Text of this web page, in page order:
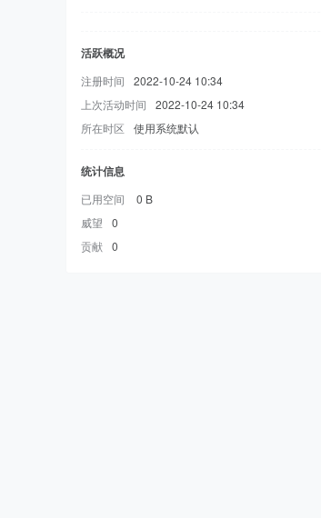
活跃概况
注册时间 2022-10-24 10:34
上次活动时间
2022-10-24 10:34
所在时区
使用系统默认
统计信息
已用空间 0 B
威望
0
贡献 0